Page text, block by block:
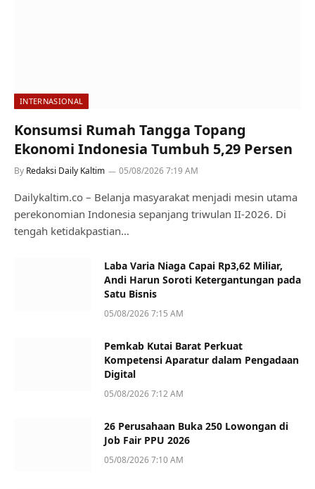
INTERNASIONAL
Konsumsi Rumah Tangga Topang
Ekonomi Indonesia Tumbuh 5,29 Persen
By Redaksi Daily Kaltim 05/08/2026 7:19 AM
Dailykaltim.co – Belanja masyarakat menjadi mesin utama
perekonomian Indonesia sepanjang triwulan II-2026. Di
tengah ketidakpastian…
Laba Varia Niaga Capai Rp3,62 Miliar,
Andi Harun Soroti Ketergantungan pada
Satu Bisnis
05/08/2026 7:15 AM
Pemkab Kutai Barat Perkuat
Kompetensi Aparatur dalam Pengadaan
Digital
05/08/2026 7:12 AM
26 Perusahaan Buka 250 Lowongan di
Job Fair PPU 2026
05/08/2026 7:10 AM